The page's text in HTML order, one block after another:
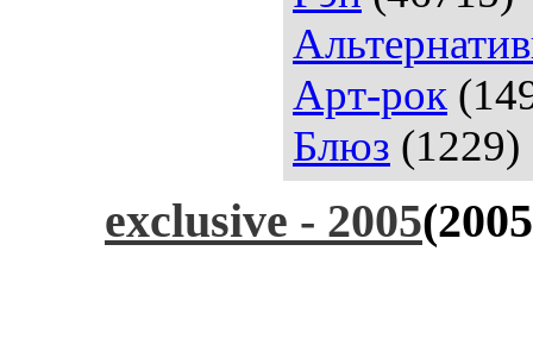
Арт-рок
Блюз (1229)
exclusive - 2005